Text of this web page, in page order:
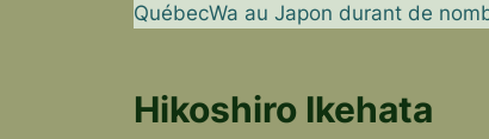
QuébecWa au Japon durant de
Hikoshiro Ikehata